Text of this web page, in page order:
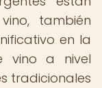
también
en la
vino a nivel
tradicionales